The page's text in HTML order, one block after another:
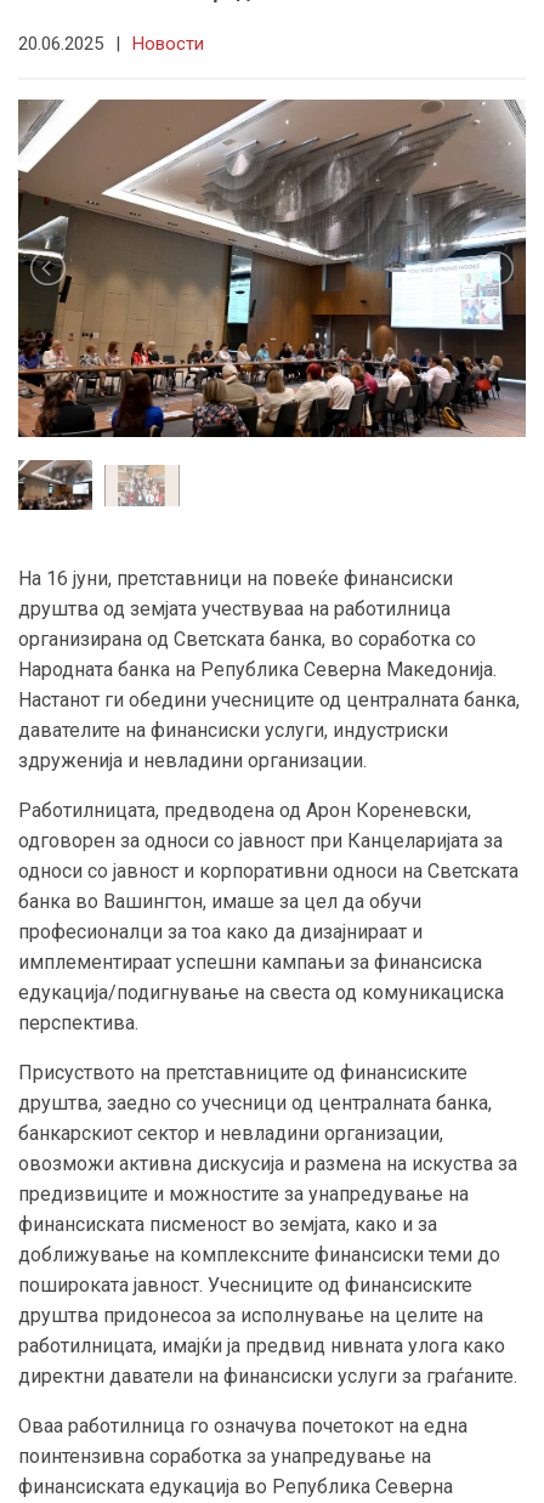
20.06.2025 | Новости
На 16 јуни, претставници на повеќе финансиски
друштва од земјата учествуваа на работилница
организирана од Светската банка, во соработка со
Народната банка на Република Северна Македонија.
Настанот ги обедини учесниците од централната банка,
давателите на финансиски услуги, индустриски
здруженија и невладини организации.
Работилницата, предводена од Арон Кореневски,
одговорен за односи со јавност при Канцеларијата за
односи со јавност и корпоративни односи на Светската
банка во Вашингтон, имаше за цел да обучи
професионалци за тоа како да дизајнираат и
имплементираат успешни кампањи за финансиска
едукација/подигнување на свеста од комуникациска
перспектива.
Присуството на претставниците од финансиските
друштва, заедно со учесници од централната банка,
банкарскиот сектор и невладини организации,
овозможи активна дискусија и размена на искуства за
предизвиците и можностите за унапредување на
финансиската писменост во земјата, како и за
доближување на комплексните финансиски теми до
пошироката јавност. Учесниците од финансиските
друштва придонесоа за исполнување на целите на
работилницата, имајќи ја предвид нивната улога како
директни даватели на финансиски услуги за граѓаните.
Оваа работилница го означува почетокот на една
поинтензивна соработка за унапредување на
финансиската едукација во Република Северна